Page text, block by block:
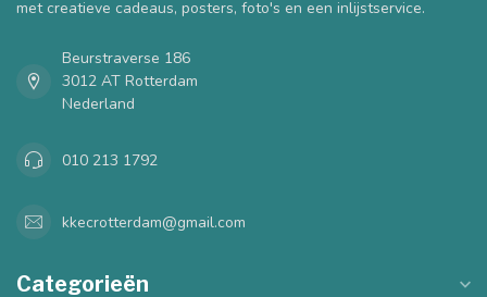
met creatieve cadeaus, posters, foto's en een inlijstservice.
Beurstraverse 186
3012 AT Rotterdam
Nederland
010 213 1792
kkecrotterdam@gmail.com
Categorieën